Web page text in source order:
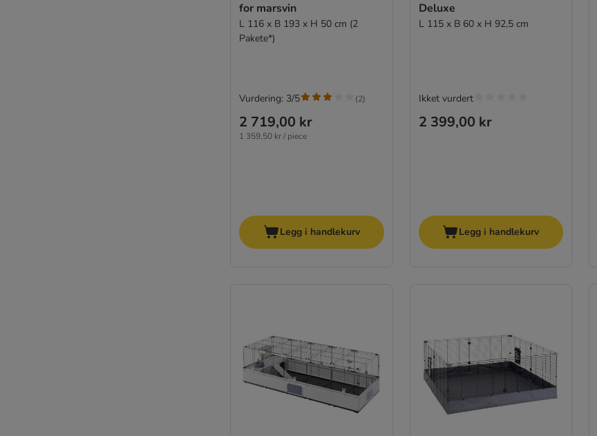
for marsvin
L 116 x B 193 x H 50 cm (2
Pakete*)
2 719,00 kr
1 359,50 kr / piece
Vurdering: 3/5 (2)
Legg i handlekurv
Deluxe
L 115 x B 60 x H 92,5 cm
2 399,00 kr
Ikket vurdert
Legg i handlekurv